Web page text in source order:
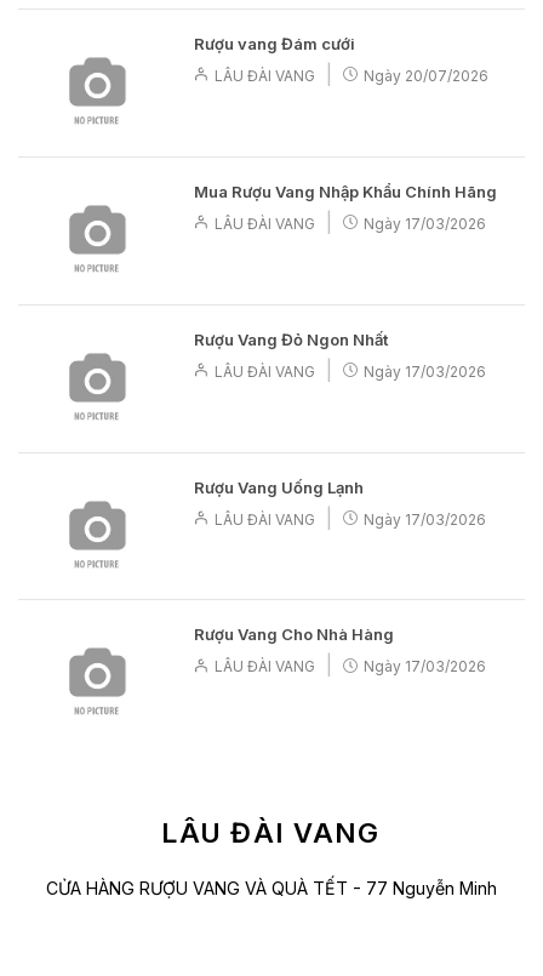
Rượu vang Đám cưới
LÂU ĐÀI VANG Ngày 20/07/2026
Mua Rượu Vang Nhập Khẩu Chính Hãng
LÂU ĐÀI VANG Ngày 17/03/2026
Rượu Vang Đỏ Ngon Nhất
LÂU ĐÀI VANG Ngày 17/03/2026
Rượu Vang Uống Lạnh
LÂU ĐÀI VANG Ngày 17/03/2026
Rượu Vang Cho Nhà Hàng
LÂU ĐÀI VANG Ngày 17/03/2026
LÂU ĐÀI VANG
CỬA HÀNG RƯỢU VANG VÀ QUÀ TẾT - 77 Nguyễn Minh